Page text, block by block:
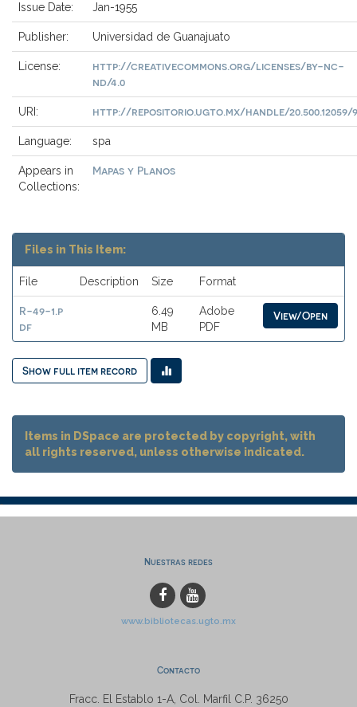
Issue Date: Jan-1955
Publisher: Universidad de Guanajuato
License:
http://creativecommons.org/licenses/by-nc-
nd/4.0
URI: http://repositorio.ugto.mx/handle/20.500.12059/
Language: spa
Appears in
Collections:
Mapas y Planos
Files in This Item:
File Description Size Format
R-49-1.p
df
6.49
MB
Adobe
PDF
View/Open
Show full item record
Items in DSpace are protected by copyright, with
all rights reserved, unless otherwise indicated.
Nuestras redes
www.bibliotecas.ugto.mx
Contacto
Fracc. El Establo 1-A, Col. Marfil C.P. 36250